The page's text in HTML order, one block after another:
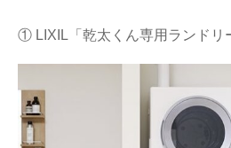
① LIXIL「乾太くん専用ランドリ